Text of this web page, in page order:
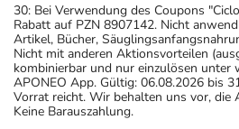
30: Bei Verwendung des Coupons
Rabatt auf PZN 8907142. Nicht
Artikel, Bücher,
Nicht mit anderen Aktionsvorteilen
kombinierbar und nur einzulösen unter
APONEO App. Gültig: 06.08.2026 bis
Vorrat reicht. Wir behalten uns vor, die
Keine Barauszahlung.